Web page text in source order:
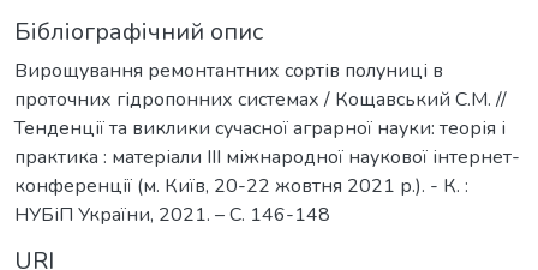
Бібліографічний опис
Вирощування ремонтантних сортів полуниці в
проточних гідропонних системах / Кощавський С.М. //
Тенденції та виклики сучасної аграрної науки: теорія і
практика : матеріали IIІ міжнародної наукової інтернет-
конференції (м. Київ, 20-22 жовтня 2021 р.). - К. :
НУБіП України, 2021. – С. 146-148
URI